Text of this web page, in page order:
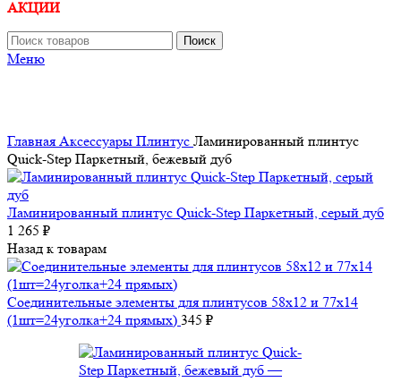
АКЦИИ
Поиск
Меню
Главная Аксессуары Плинтус Ламинированный плинтус
Quick-Step Паркетный, бежевый дуб
Ламинированный плинтус Quick-Step Паркетный, серый дуб
1 265 ₽
Назад к товарам
Соединительные элементы для плинтусов 58х12 и 77x14
(1шт=24уголка+24 прямых) 345 ₽